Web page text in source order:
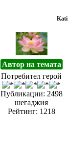
Kati
Автор на темата
Потребител герой
Публикации: 2498
шегаджия
Рейтинг: 1218